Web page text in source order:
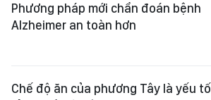
Phương pháp mới chẩn đoán bệnh
Alzheimer an toàn hơn
Chế độ ăn của phương Tây là yếu tố